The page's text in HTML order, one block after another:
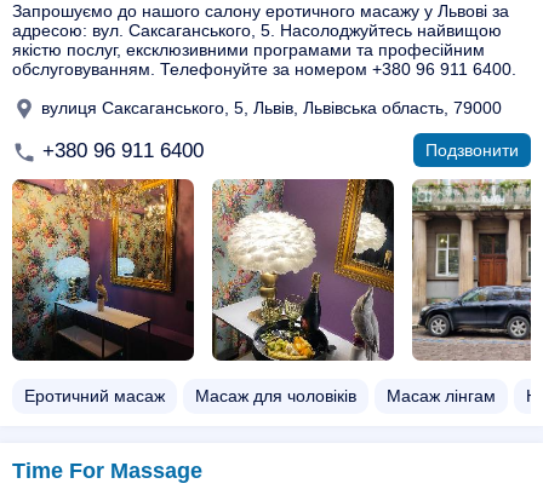
Запрошуємо до нашого салону еротичного масажу у Львові за
адресою: вул. Саксаганського, 5. Насолоджуйтесь найвищою
якістю послуг, ексклюзивними програмами та професійним
обслуговуванням. Телефонуйте за номером +380 96 911 6400.
вулиця Саксаганського, 5, Львів, Львівська область, 79000
+380 96 911 6400 Подзвонити
Еротичний масаж Масаж для чоловіків Масаж лінгам
Time For Massage